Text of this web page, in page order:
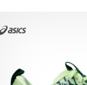
40½ 41½ 42 42½ 43½